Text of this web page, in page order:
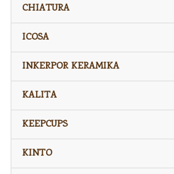
CHIATURA
ICOSA
INKERPOR KERAMIKA
KALITA
KEEPCUPS
KINTO